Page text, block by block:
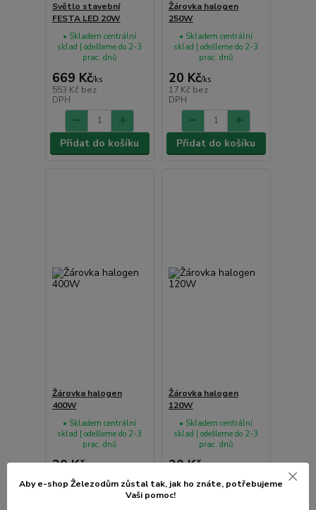
Světlo stavební
FESTA LED 20W
669 Kč/ks
553 Kč bez
DPH
• Skladem centrální
sklad | odešleme do 2-3
prac. dnů
Přidat do košíku
Žárovka halogen
250W
20 Kč/ks
17 Kč bez
DPH
• Skladem centrální
sklad | odešleme do 2-3
prac. dnů
Přidat do košíku
Žárovka halogen
400W
20 Kč/ks
17 Kč
DPH
• Skladem centrální
sklad | odešleme do 2-3
prac. dnů
Žárovka halogen
120W
20 Kč/ks
DPH
• Skladem centrální
sklad | odešleme do 2-3
prac. dnů
Aby e-shop Železodům zůstal tak, jak ho znáte, potřebujeme
Vaši pomoc!